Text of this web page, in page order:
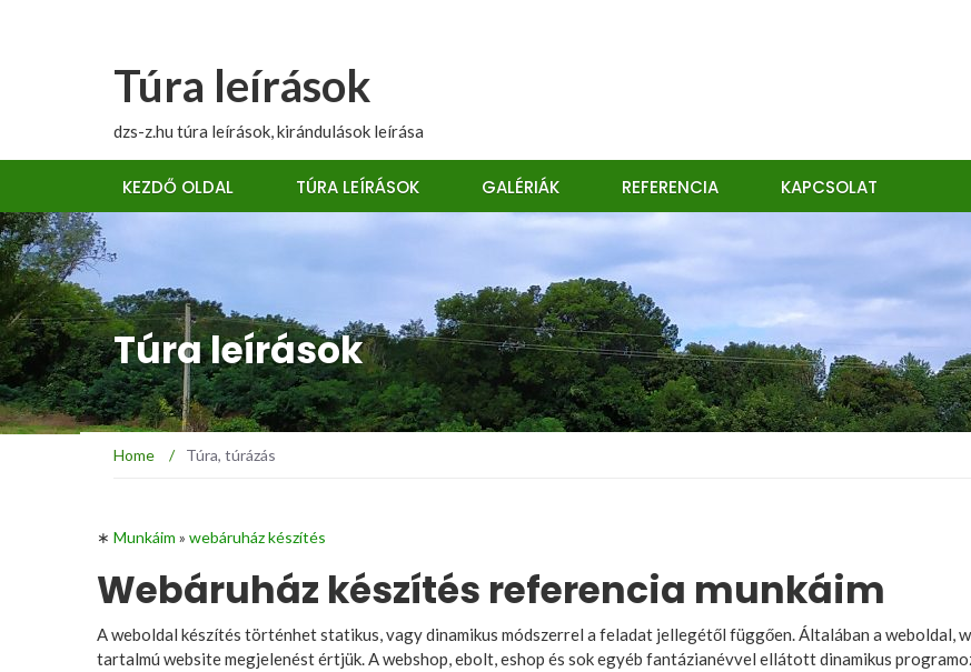
Túra leírások
dzs-z.hu túra leírások, kirándulások leírása
KEZDŐ OLDAL TÚRA LEÍRÁSOK GALÉRIÁK REFERENCIA KAPCSOLAT
Túra leírások
Home / Túra, túrázás
∗ Munkáim » webáruház készítés
Webáruház készítés referencia munkáim
A weboldal készítés történhet statikus, vagy dinamikus módszerrel a feladat jellegétől függően. Általában a weboldal,
tartalmú website megjelenést értjük. A webshop, ebolt, eshop és sok egyéb fantázianévvel ellátott dinamikus